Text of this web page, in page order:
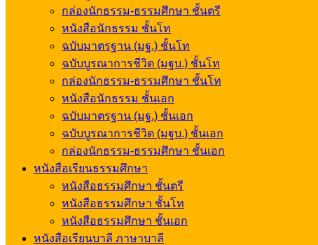
กล่องนักธรรม-ธรรมศึกษา ชั้นตรี
หนังสือนักธรรม ชั้นโท
ฉบับมาตรฐาน (มฐ.) ชั้นโท
ฉบับบูรณาการชีวิต (มฐบ.) ชั้นโท
กล่องนักธรรม-ธรรมศึกษา ชั้นโท
หนังสือนักธรรม ชั้นเอก
ฉบับมาตรฐาน (มฐ.) ชั้นเอก
ฉบับบูรณาการชีวิต (มฐบ.) ชั้นเอก
กล่องนักธรรม-ธรรมศึกษา ชั้นเอก
หนังสือเรียนธรรมศึกษา
หนังสือธรรมศึกษา ชั้นตรี
หนังสือธรรมศึกษา ชั้นโท
หนังสือธรรมศึกษา ชั้นเอก
หนังสือเรียนบาลี ภาษาบาลี